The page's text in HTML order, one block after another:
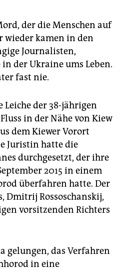
der die Menschen auf
wieder kamen in den
Journalisten,
der Ukraine ums Leben.
fast nie.
der 38-jährigen
in der Nähe von Kiew
dem Kiewer Vorort
Juristin hatte die
durchgesetzt, der ihre
2015 in einem
überfahren hatte. Der
Dmitrij Rossoschanskij,
vorsitzenden Richters
gelungen, das Verfahren
in eine